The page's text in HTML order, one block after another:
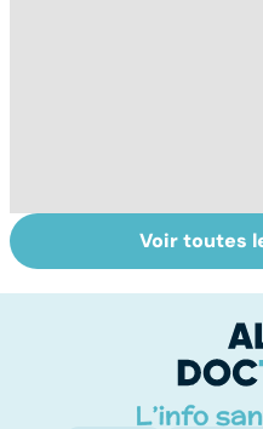
Violences
sexuelles :
Voir toutes